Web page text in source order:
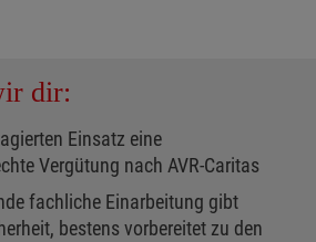
dir:
Einsatz eine
Vergütung nach AVR-Caritas
fachliche Einarbeitung gibt
bestens vorbereitet zu den